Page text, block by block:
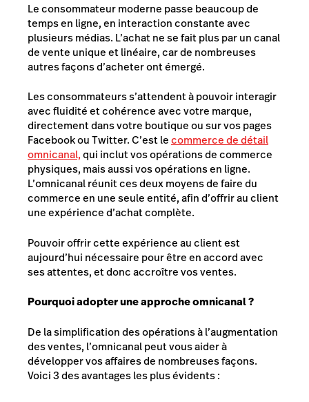
Le consommateur moderne passe beaucoup de
temps en ligne, en interaction constante avec
plusieurs médias. L’achat ne se fait plus par un canal
de vente unique et linéaire, car de nombreuses
autres façons d’acheter ont émergé.
Les consommateurs s’attendent à pouvoir interagir
avec fluidité et cohérence avec votre marque,
directement dans votre boutique ou sur vos pages
Facebook ou Twitter. C’est lecommerce de détail
omnicanal,qui inclut vos opérations de commerce
physiques, mais aussi vos opérations en ligne.
L’omnicanal réunit ces deux moyens de faire du
commerce en une seule entité, afin d’offrir au client
une expérience d’achat complète.
Pouvoir offrir cette expérience au client est
aujourd’hui nécessaire pour être en accord avec
ses attentes, et donc accroître vos ventes.
Pourquoi adopter une approche omnicanal ?
De la simplification des opérations à l’augmentation
des ventes, l’omnicanal peut vous aider à
développer vos affaires de nombreuses façons.
Voici 3 des avantages les plus évidents :